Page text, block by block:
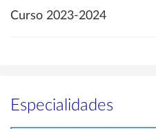
Curso 2023-2024
Especialidades